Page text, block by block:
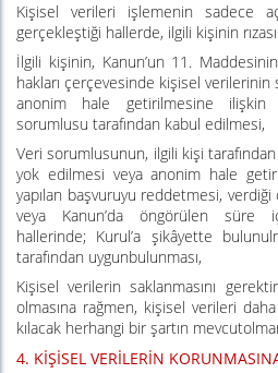
Kişisel verileri işlemenin sadece
gerçekleştiği hallerde, ilgili kişinin
İlgili kişinin, Kanun’un 11.
hakları çerçevesinde kişisel
anonim hale getirilmesine ilişkin
sorumlusu tarafından kabul edilmesi,
Veri sorumlusunun, ilgili kişi
yok edilmesi veya anonim hale
yapılan başvuruyu reddetmesi, verdiği
veya Kanun’da öngörülen süre
hallerinde; Kurul’a şikâyette
tarafından uygunbulunması,
Kişisel verilerin saklanmasını
olmasına rağmen, kişisel verileri
kılacak herhangi bir şartın
4. KİŞİSEL VERİLERİN